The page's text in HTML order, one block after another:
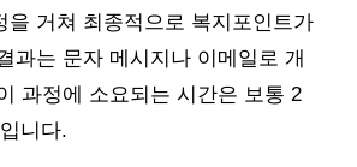
을 거쳐 최종적으로 복지포인트가
과는 문자 메시지나 이메일로 개
과정에 소요되는 시간은 보통 2
니다.